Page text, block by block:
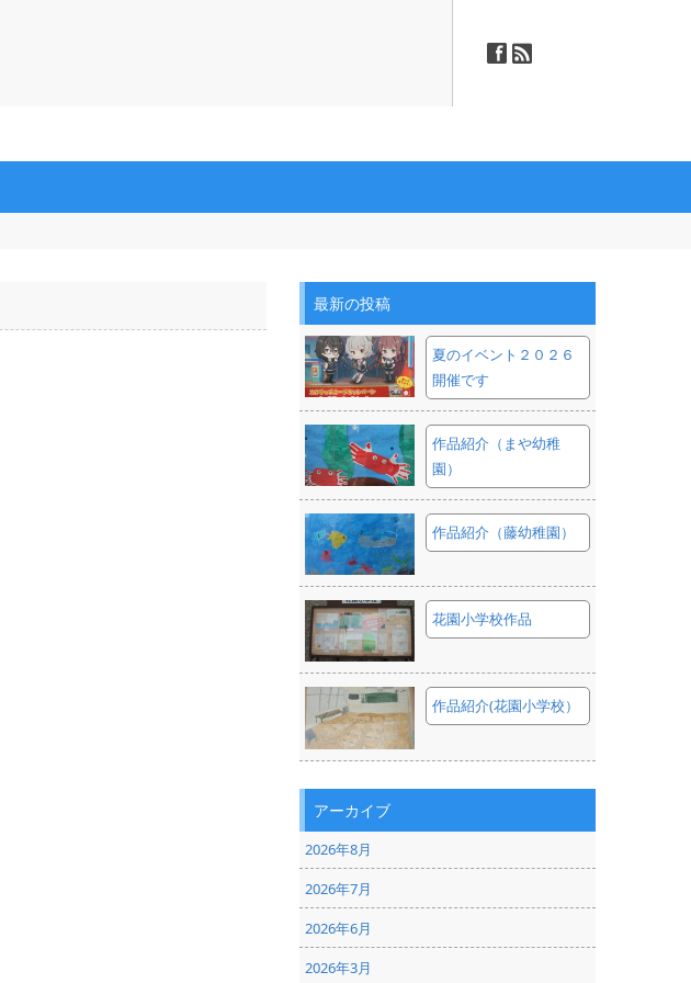
ä ñ
最新の投稿
夏のイベント２０２６
開催です
作品紹介（まや幼稚
園）
作品紹介（藤幼稚園）
花園小学校作品
作品紹介(花園小学校）
アーカイブ
2026年8月
2026年7月
2026年6月
2026年3月